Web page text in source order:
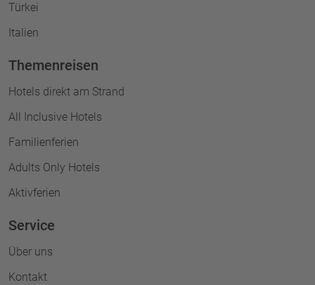
Türkei
Italien
Themenreisen
Hotels direkt am Strand
All Inclusive Hotels
Familienferien
Adults Only Hotels
Aktivferien
Service
Über uns
Kontakt